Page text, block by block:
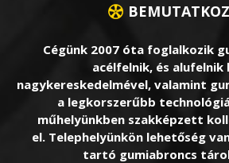
Cégünk 2007 óta foglalkozik
acélfelnik, és alufelnik
nagykereskedelmével, valamint
a legkorszerűbb
műhelyünkben szakképzett
el. Telephelyünkön lehetőség
tartó gumiabroncs